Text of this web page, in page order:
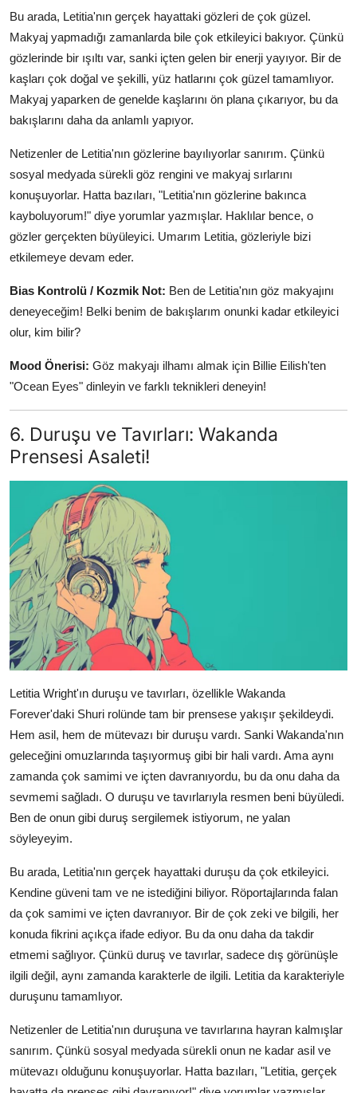
Bu arada, Letitia'nın gerçek hayattaki gözleri de çok güzel.
Makyaj yapmadığı zamanlarda bile çok etkileyici bakıyor. Çünkü
gözlerinde bir ışıltı var, sanki içten gelen bir enerji yayıyor. Bir de
kaşları çok doğal ve şekilli, yüz hatlarını çok güzel tamamlıyor.
Makyaj yaparken de genelde kaşlarını ön plana çıkarıyor, bu da
bakışlarını daha da anlamlı yapıyor.
Netizenler de Letitia'nın gözlerine bayılıyorlar sanırım. Çünkü
sosyal medyada sürekli göz rengini ve makyaj sırlarını
konuşuyorlar. Hatta bazıları, "Letitia'nın gözlerine bakınca
kayboluyorum!" diye yorumlar yazmışlar. Haklılar bence, o
gözler gerçekten büyüleyici. Umarım Letitia, gözleriyle bizi
etkilemeye devam eder.
Bias Kontrolü / Kozmik Not: Ben de Letitia'nın göz makyajını
deneyeceğim! Belki benim de bakışlarım onunki kadar etkileyici
olur, kim bilir?
Mood Önerisi: Göz makyajı ilhamı almak için Billie Eilish'ten
"Ocean Eyes" dinleyin ve farklı teknikleri deneyin!
6. Duruşu ve Tavırları: Wakanda
Prensesi Asaleti!
Letitia Wright'ın duruşu ve tavırları, özellikle Wakanda
Forever'daki Shuri rolünde tam bir prensese yakışır şekildeydi.
Hem asil, hem de mütevazı bir duruşu vardı. Sanki Wakanda'nın
geleceğini omuzlarında taşıyormuş gibi bir hali vardı. Ama aynı
zamanda çok samimi ve içten davranıyordu, bu da onu daha da
sevmemi sağladı. O duruşu ve tavırlarıyla resmen beni büyüledi.
Ben de onun gibi duruş sergilemek istiyorum, ne yalan
söyleyeyim.
Bu arada, Letitia'nın gerçek hayattaki duruşu da çok etkileyici.
Kendine güveni tam ve ne istediğini biliyor. Röportajlarında falan
da çok samimi ve içten davranıyor. Bir de çok zeki ve bilgili, her
konuda fikrini açıkça ifade ediyor. Bu da onu daha da takdir
etmemi sağlıyor. Çünkü duruş ve tavırlar, sadece dış görünüşle
ilgili değil, aynı zamanda karakterle de ilgili. Letitia da karakteriyle
duruşunu tamamlıyor.
Netizenler de Letitia'nın duruşuna ve tavırlarına hayran kalmışlar
sanırım. Çünkü sosyal medyada sürekli onun ne kadar asil ve
mütevazı olduğunu konuşuyorlar. Hatta bazıları, "Letitia, gerçek